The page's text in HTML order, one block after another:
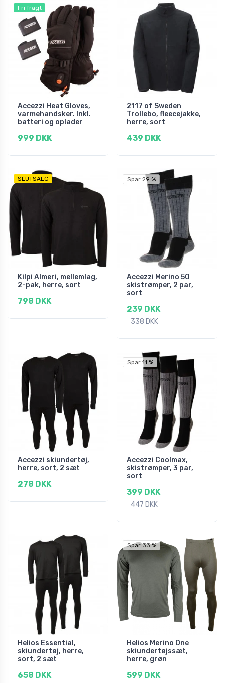
Fri fragt
Accezzi Heat Gloves,
varmehandsker. Inkl.
batteri og oplader
999 DKK
2117 of Sweden
Trollebo, fleecejakke,
herre, sort
439 DKK
SLUTSALG
Kilpi Almeri, mellemlag,
2-pak, herre, sort
798 DKK
Spar 29 %
Accezzi Merino 50
skistrømper, 2 par,
sort
239 DKK
338 DKK
Accezzi skiundertøj,
herre, sort, 2 sæt
278 DKK
Spar 11 %
Accezzi Coolmax,
skistrømper, 3 par,
sort
399 DKK
447 DKK
Helios Essential,
skiundertøj, herre,
sort, 2 sæt
658 DKK
Spar 33 %
Helios Merino One
skiundertøjssæt,
herre, grøn
599 DKK